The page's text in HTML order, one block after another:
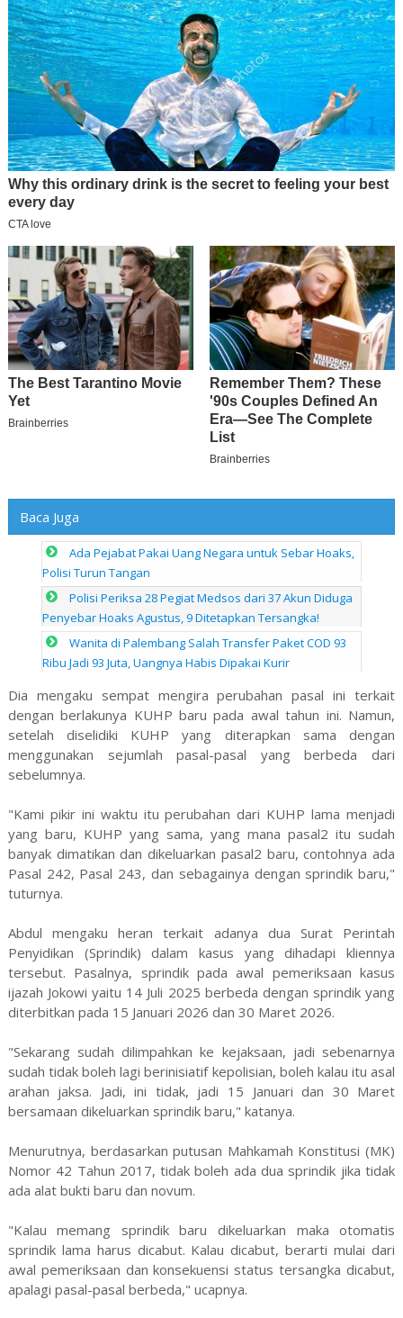
Baca Juga
Ada Pejabat Pakai Uang Negara untuk Sebar Hoaks,
Polisi Turun Tangan
Polisi Periksa 28 Pegiat Medsos dari 37 Akun Diduga
Penyebar Hoaks Agustus, 9 Ditetapkan Tersangka!
Wanita di Palembang Salah Transfer Paket COD 93
Ribu Jadi 93 Juta, Uangnya Habis Dipakai Kurir
Dia mengaku sempat mengira perubahan pasal ini terkait
dengan berlakunya KUHP baru pada awal tahun ini. Namun,
setelah diselidiki KUHP yang diterapkan sama dengan
menggunakan sejumlah pasal-pasal yang berbeda dari
sebelumnya.
"Kami pikir ini waktu itu perubahan dari KUHP lama menjadi
yang baru, KUHP yang sama, yang mana pasal2 itu sudah
banyak dimatikan dan dikeluarkan pasal2 baru, contohnya ada
Pasal 242, Pasal 243, dan sebagainya dengan sprindik baru,"
tuturnya.
Abdul mengaku heran terkait adanya dua Surat Perintah
Penyidikan (Sprindik) dalam kasus yang dihadapi kliennya
tersebut. Pasalnya, sprindik pada awal pemeriksaan kasus
ijazah Jokowi yaitu 14 Juli 2025 berbeda dengan sprindik yang
diterbitkan pada 15 Januari 2026 dan 30 Maret 2026.
"Sekarang sudah dilimpahkan ke kejaksaan, jadi sebenarnya
sudah tidak boleh lagi berinisiatif kepolisian, boleh kalau itu asal
arahan jaksa. Jadi, ini tidak, jadi 15 Januari dan 30 Maret
bersamaan dikeluarkan sprindik baru," katanya.
Menurutnya, berdasarkan putusan Mahkamah Konstitusi (MK)
Nomor 42 Tahun 2017, tidak boleh ada dua sprindik jika tidak
ada alat bukti baru dan novum.
"Kalau memang sprindik baru dikeluarkan maka otomatis
sprindik lama harus dicabut. Kalau dicabut, berarti mulai dari
awal pemeriksaan dan konsekuensi status tersangka dicabut,
apalagi pasal-pasal berbeda," ucapnya.